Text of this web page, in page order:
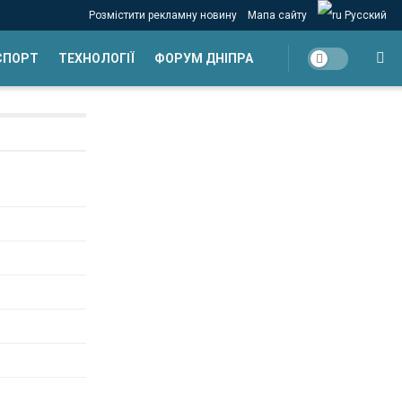
Розмістити рекламну новину Мапа сайту Русский
ТЕХНОЛОГІЇ ФОРУМ ДНІПРА